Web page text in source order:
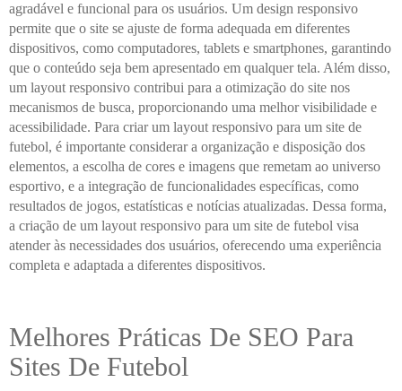
agradável e funcional para os usuários. Um design responsivo
permite que o site se ajuste de forma adequada em diferentes
dispositivos, como computadores, tablets e smartphones, garantindo
que o conteúdo seja bem apresentado em qualquer tela. Além disso,
um layout responsivo contribui para a otimização do site nos
mecanismos de busca, proporcionando uma melhor visibilidade e
acessibilidade. Para criar um layout responsivo para um site de
futebol, é importante considerar a organização e disposição dos
elementos, a escolha de cores e imagens que remetam ao universo
esportivo, e a integração de funcionalidades específicas, como
resultados de jogos, estatísticas e notícias atualizadas. Dessa forma,
a criação de um layout responsivo para um site de futebol visa
atender às necessidades dos usuários, oferecendo uma experiência
completa e adaptada a diferentes dispositivos.
Melhores Práticas De SEO Para
Sites De Futebol